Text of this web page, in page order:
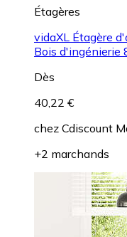
Étagères
vidaXL Étagère
Bois d'ingénierie
Dès
40,22 €
chez Cdiscount
+2 marchands